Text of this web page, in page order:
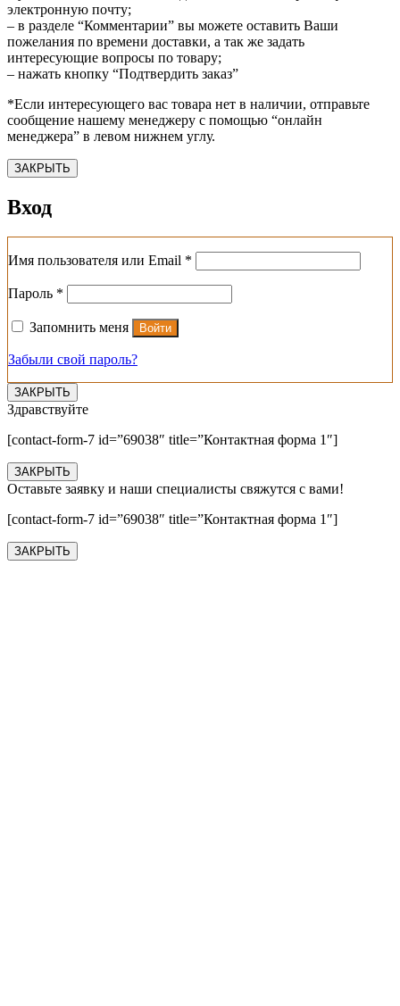
электронную почту;
– в разделе “Комментарии” вы можете оставить Ваши
пожелания по времени доставки, а так же задать
интересующие вопросы по товару;
– нажать кнопку “Подтвердить заказ”
*Если интересующего вас товара нет в наличии, отправьте
сообщение нашему менеджеру с помощью “онлайн
менеджера” в левом нижнем углу.
ЗАКРЫТЬ
Вход
Имя пользователя или Email *
Пароль *
Запомнить меня Войти
Забыли свой пароль?
ЗАКРЫТЬ
Здравствуйте
[contact-form-7 id=”69038″ title=”Контактная форма 1″]
ЗАКРЫТЬ
Оставьте заявку и наши специалисты свяжутся с вами!
[contact-form-7 id=”69038″ title=”Контактная форма 1″]
ЗАКРЫТЬ